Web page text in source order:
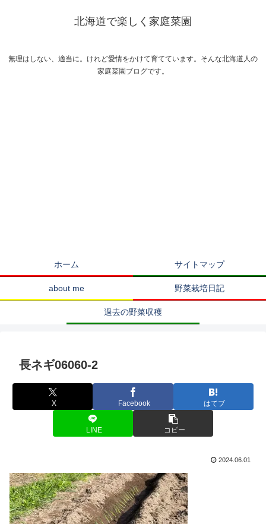
北海道で楽しく家庭菜園
無理はしない、適当に。けれど愛情をかけて育てています。そんな北海道人の
家庭菜園ブログです。
ホーム サイトマップ
about me 野菜栽培日記
過去の野菜収穫
長ネギ06060-2
X Facebook はてブ
LINE コピー
2024.06.01